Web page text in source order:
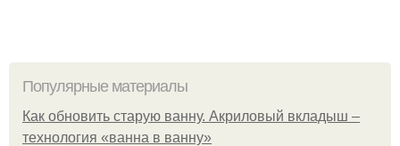
Популярные материалы
Как обновить старую ванну. Акриловый вкладыш –
технология «ванна в ванну»